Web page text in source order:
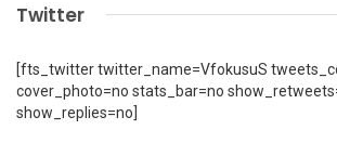
Twitter
[fts_twitter twitter_name=VfokusuS
cover_photo=no stats_bar=no
show_replies=no]